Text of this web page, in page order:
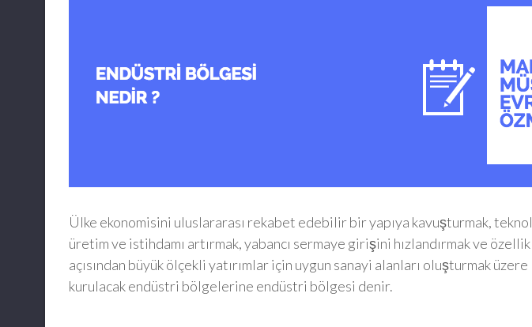
Ülke ekonomisini uluslararası rekabet edebilir bir yapıya kavuşturmak,
üretim ve istihdamı artırmak, yabancı sermaye girişini hızlandırmak ve
açısından büyük ölçekli yatırımlar için uygun sanayi alanları oluşturmak üzere
kurulacak endüstri bölgelerine endüstri bölgesi denir.